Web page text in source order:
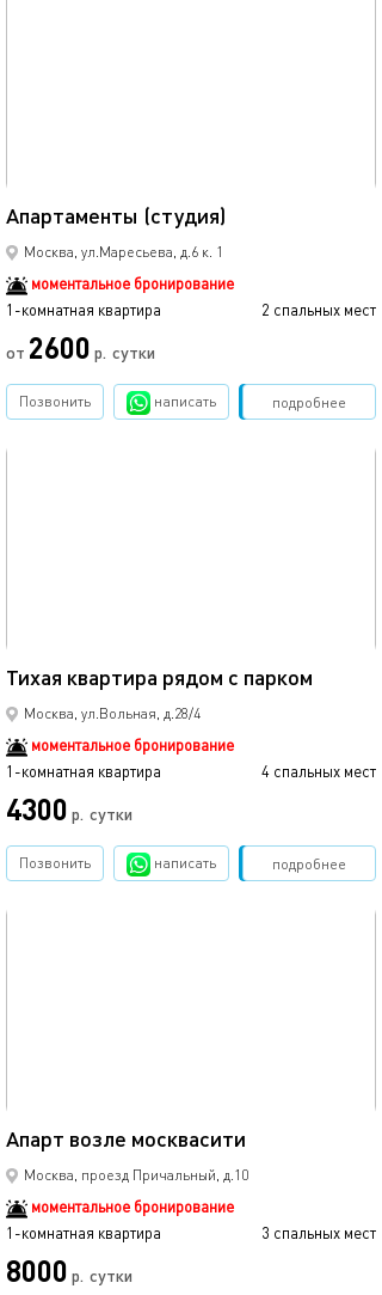
Апартаменты (студия)
Москва, ул.Маресьева, д.6 к. 1
моментальное бронирование
1-комнатная квартира
2 спальных мест
от 2600 р. сутки
подробнее
Позвонить написать Забронировать
Тихая квартира рядом с парком
Москва, ул.Вольная, д.28/4
моментальное бронирование
1-комнатная квартира
4 спальных мест
4300 р. сутки
подробнее
Позвонить написать Забронировать
Апарт возле москвасити
Москва, проезд Причальный, д.10
моментальное бронирование
1-комнатная квартира
3 спальных мест
8000 р. сутки